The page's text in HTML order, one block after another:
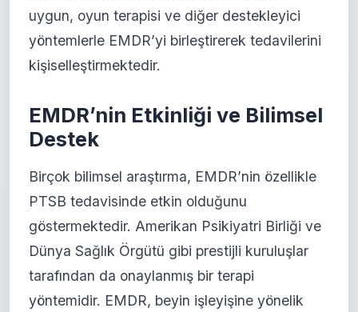
uygun, oyun terapisi ve diğer destekleyici
yöntemlerle EMDR’yi birleştirerek tedavilerini
kişiselleştirmektedir.
EMDR’nin Etkinliği ve Bilimsel
Destek
Birçok bilimsel araştırma, EMDR’nin özellikle
PTSB tedavisinde etkin olduğunu
göstermektedir. Amerikan Psikiyatri Birliği ve
Dünya Sağlık Örgütü gibi prestijli kuruluşlar
tarafından da onaylanmış bir terapi
yöntemidir. EMDR, beyin işleyişine yönelik